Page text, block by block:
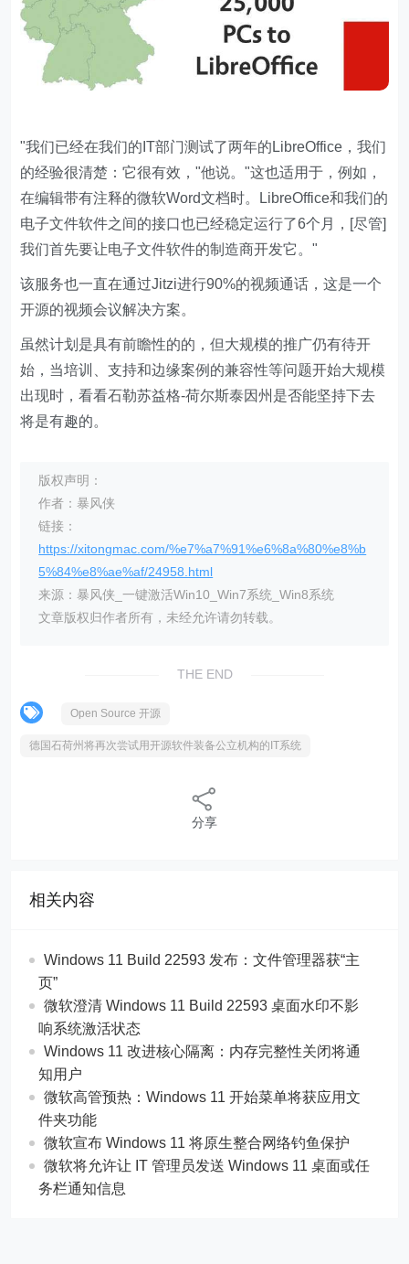
"我们已经在我们的IT部门测试了两年的LibreOffice，我们
的经验很清楚：它很有效，"他说。"这也适用于，例如，
在编辑带有注释的微软Word文档时。LibreOffice和我们的
电子文件软件之间的接口也已经稳定运行了6个月，[尽管]
我们首先要让电子文件软件的制造商开发它。"
该服务也一直在通过Jitzi进行90%的视频通话，这是一个
开源的视频会议解决方案。
虽然计划是具有前瞻性的的，但大规模的推广仍有待开
始，当培训、支持和边缘案例的兼容性等问题开始大规模
出现时，看看石勒苏益格-荷尔斯泰因州是否能坚持下去
将是有趣的。
版权声明：
作者：暴风侠
链接：
https://xitongmac.com/%e7%a7%91%e6%8a%80%e8%b
5%84%e8%ae%af/24958.html
来源：暴风侠_一键激活Win10_Win7系统_Win8系统
文章版权归作者所有，未经允许请勿转载。
THE END
Open Source 开源
德国石荷州将再次尝试用开源软件装备公立机构的IT系统
分享
相关内容
Windows 11 Build 22593 发布：文件管理器获“主
页”
微软澄清 Windows 11 Build 22593 桌面水印不影
响系统激活状态
Windows 11 改进核心隔离：内存完整性关闭将通
知用户
微软高管预热：Windows 11 开始菜单将获应用文
件夹功能
微软宣布 Windows 11 将原生整合网络钓鱼保护
微软将允许让 IT 管理员发送 Windows 11 桌面或任
务栏通知信息